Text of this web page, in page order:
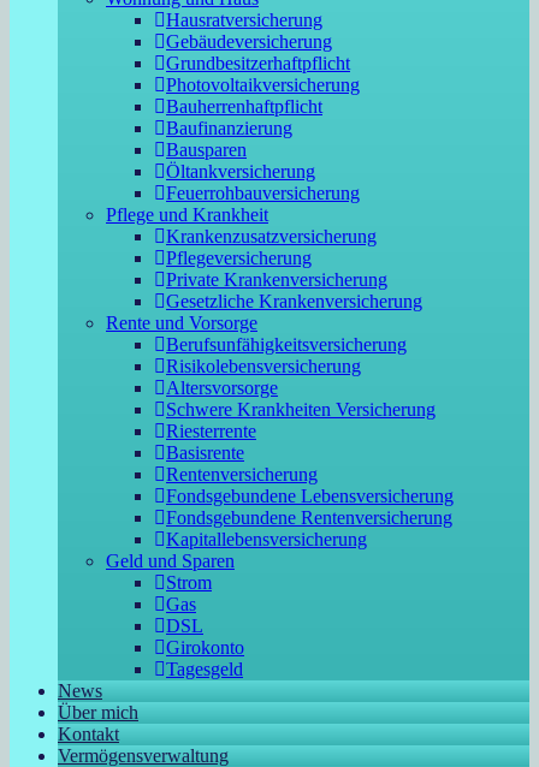
Hausratversicherung
Gebäudeversicherung
Grundbesitzerhaftpflicht
Photovoltaikversicherung
Bauherrenhaftpflicht
Baufinanzierung
Bausparen
Öltankversicherung
Feuerrohbauversicherung
Pflege und Krankheit
Krankenzusatzversicherung
Pflegeversicherung
Private Krankenversicherung
Gesetzliche Krankenversicherung
Rente und Vorsorge
Berufs­unfähigkeitsversicherung
Risikolebensversicherung
Altersvorsorge
Schwere Krankheiten Versicherung
Riesterrente
Basisrente
Rentenversicherung
Fondsgebundene Lebensversicherung
Fondsgebundene Rentenversicherung
Kapitallebensversicherung
Geld und Sparen
Strom
Gas
DSL
Girokonto
Tagesgeld
News
Über mich
Kontakt
Vermögensverwaltung